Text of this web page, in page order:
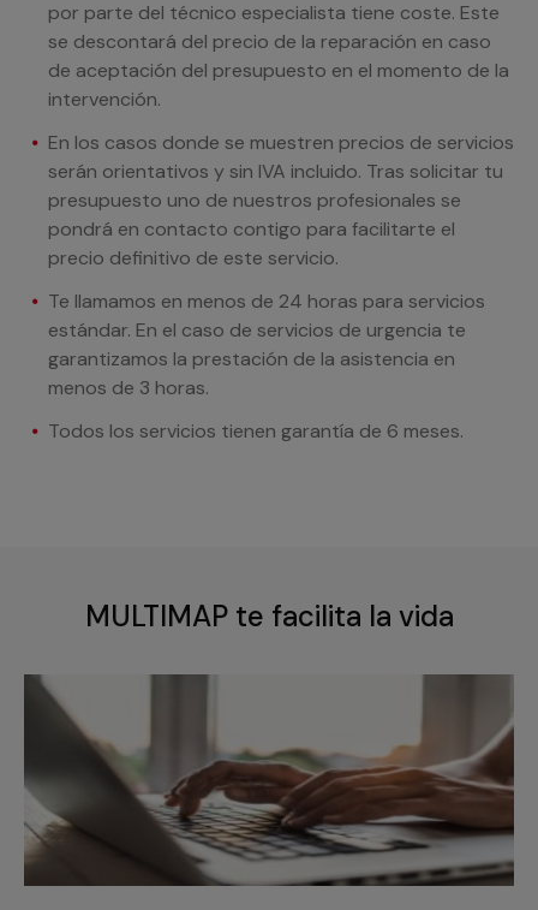
por parte del técnico especialista tiene coste. Este
se descontará del precio de la reparación en caso
de aceptación del presupuesto en el momento de la
intervención.
En los casos donde se muestren precios de servicios
serán orientativos y sin IVA incluido. Tras solicitar tu
presupuesto uno de nuestros profesionales se
pondrá en contacto contigo para facilitarte el
precio definitivo de este servicio.
Te llamamos en menos de 24 horas para servicios
estándar. En el caso de servicios de urgencia te
garantizamos la prestación de la asistencia en
menos de 3 horas.
Todos los servicios tienen garantía de 6 meses.
MULTIMAP te facilita la vida